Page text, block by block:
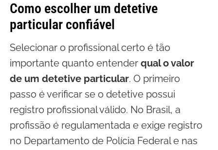
Como escolher um detetive
particular confiável
Selecionar o profissional certo é tão
importante quanto entender qual o valor
de um detetive particular. O primeiro
passo é verificar se o detetive possui
registro profissional válido. No Brasil, a
profissão é regulamentada e exige registro
no Departamento de Polícia Federal e nas